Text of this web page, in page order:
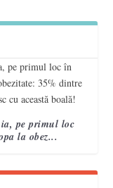
pe primul loc
la obez...